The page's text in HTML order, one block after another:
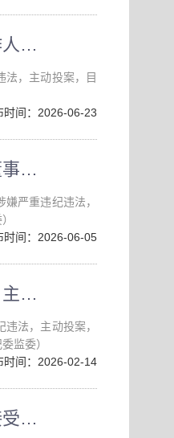
合肥高新城市发展集团有限公司公共事业部工作人员张映晨接受监察调查
法，主动投案，目
时间：2026-06-23
合肥蜀山高科园区发展有限公司原党委委员、董事、副总经理王维东接受纪律审查和监察调查
严重违纪违法，
时间：2026-06-05
合肥市蜀山区重点工程建设管理中心党组书记、主任吴伟接受纪律审查和监察调查
法，主动投案，
监委）
时间：2026-02-14
合肥蜀山高科园区发展有限公司总经理陈凯龙接受纪律审查和监察调查